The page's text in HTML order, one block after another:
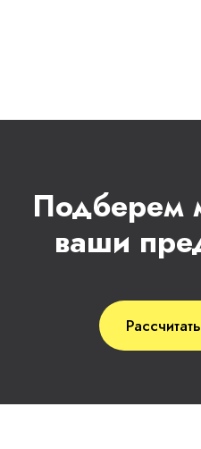
Подберем
ваши